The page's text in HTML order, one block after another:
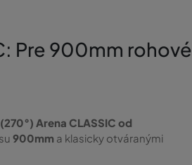
Pre 900mm rohové
Arena CLASSIC od
900mm a klasicky otváranými